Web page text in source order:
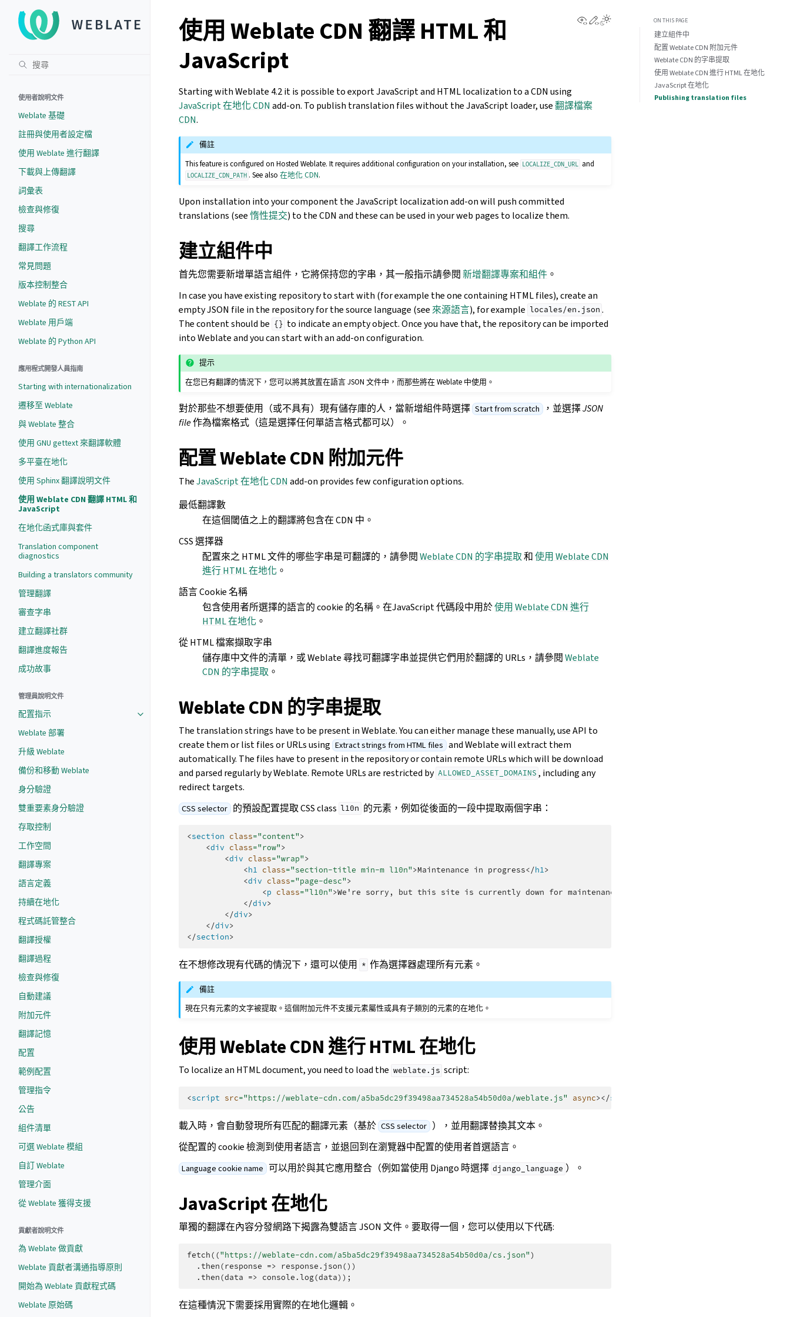
使用者說明文件
Weblate 基礎
註冊與使用者設定檔
使用 Weblate 進行翻譯
下載與上傳翻譯
詞彙表
檢查與修復
搜尋
翻譯工作流程
常見問題
版本控制整合
Weblate 的 REST API
Weblate 用戶端
Weblate 的 Python API
應用程式開發人員指南
Starting with internationalization
遷移至 Weblate
與 Weblate 整合
使用 GNU gettext 來翻譯軟體
多平臺在地化
使用 Sphinx 翻譯說明文件
使用 Weblate CDN 翻譯 HTML 和
JavaScript
在地化函式庫與套件
Translation component
diagnostics
Building a translators community
管理翻譯
審查字串
建立翻譯社群
翻譯進度報告
成功故事
管理員說明文件
配置指示
Weblate 部署
升級 Weblate
備份和移動 Weblate
身分驗證
雙重要素身分驗證
存取控制
工作空間
翻譯專案
語言定義
持續在地化
程式碼託管整合
翻譯授權
翻譯過程
檢查與修復
自動建議
附加元件
翻譯記憶
配置
範例配置
管理指令
公告
組件清單
可選 Weblate 模組
自訂 Weblate
管理介面
從 Weblate 獲得支援
貢獻者說明文件
為 Weblate 做貢獻
Weblate 貢獻者溝通指導原則
開始為 Weblate 貢獻程式碼
Weblate 原始碼
View this page
Edit this page
使用 Weblate CDN 翻譯 HTML 和
JavaScript
Starting with Weblate 4.2 it is possible to export JavaScript and HTML localization to a CDN using
JavaScript 在地化 CDN add-on. To publish translation files without the JavaScript loader, use翻譯檔案
CDN.
備註
This feature is configured on Hosted Weblate. It requires additional configuration on your installation, see LOCALIZE_CDN_URL and
LOCALIZE_CDN_PATH . See also在地化 CDN.
Upon installation into your component the JavaScript localization add-on will push committed
translations (see惰性提交) to the CDN and these can be used in your web pages to localize them.
建立組件中
首先您需要新增單語言組件，它將保持您的字串，其一般指示請參閱新增翻譯專案和組件 。
In case you have existing repository to start with (for example the one containing HTML files), create an
empty JSON file in the repository for the source language (see 來源語言), for example locales/en.json .
The content should be {} to indicate an empty object. Once you have that, the repository can be imported
into Weblate and you can start with an add-on configuration.
提示
在您已有翻譯的情況下，您可以將其放置在語言 JSON 文件中，而那些將在 Weblate 中使用。
對於那些不想要使用（或不具有）現有儲存庫的人，當新增組件時選擇 Start from scratch ，並選擇JSON
file作為檔案格式（這是選擇任何單語言格式都可以）。
配置 Weblate CDN 附加元件
TheJavaScript 在地化 CDN add-on provides few configuration options.
最低翻譯數
在這個閾值之上的翻譯將包含在 CDN 中。
CSS 選擇器
配置來之 HTML 文件的哪些字串是可翻譯的，請參閱Weblate CDN 的字串提取和使用 Weblate CDN
進行 HTML 在地化 。
語言 Cookie 名稱
包含使用者所選擇的語言的 cookie 的名稱。在JavaScript 代碼段中用於使用 Weblate CDN 進行
HTML 在地化 。
從 HTML 檔案擷取字串
儲存庫中文件的清單，或 Weblate 尋找可翻譯字串並提供它們用於翻譯的 URLs，請參閱Weblate
CDN 的字串提取 。
Weblate CDN 的字串提取
The translation strings have to be present in Weblate. You can either manage these manually, use API to
create them or list files or URLs using Extract strings from HTML files and Weblate will extract them
automatically. The files have to present in the repository or contain remote URLs which will be download
and parsed regularly by Weblate. Remote URLs are restricted by ALLOWED_ASSET_DOMAINS , including any
redirect targets.
CSS selector 的預設配置提取 CSS class l10n 的元素，例如從後面的一段中提取兩個字串：
<section class="content">
<div class="row">
<div class="wrap">
<h1 class="section-title min-m l10n">Maintenance in progress</h1>
<div class="page-desc">
<p class="l10n">We're sorry, but this site is currently down for maintenance.
</div>
</div>
</div>
</section>
在不想修改現有代碼的情況下，還可以使用 * 作為選擇器處理所有元素。
備註
現在只有元素的文字被提取。這個附加元件不支援元素屬性或具有子類別的元素的在地化。
使用 Weblate CDN 進行 HTML 在地化
To localize an HTML document, you need to load the weblate.js script:
<script src="https://weblate-cdn.com/a5ba5dc29f39498aa734528a54b50d0a/weblate.js" async></script
載入時，會自動發現所有匹配的翻譯元素（基於 CSS selector ），並用翻譯替換其文本。
從配置的 cookie 檢測到使用者語言，並退回到在瀏覽器中配置的使用者首選語言。
Language cookie name 可以用於與其它應用整合（例如當使用 Django 時選擇 django_language ）。
JavaScript 在地化
單獨的翻譯在內容分發網路下揭露為雙語言 JSON 文件。要取得一個，您可以使用以下代碼:
fetch(("https://weblate-cdn.com/a5ba5dc29f39498aa734528a54b50d0a/cs.json")
. then(response => response . json())
. then(data => console . log(data));
在這種情況下需要採用實際的在地化邏輯。
ON THIS PAGE
建立組件中
配置 Weblate CDN 附加元件
Weblate CDN 的字串提取
使用 Weblate CDN 進行 HTML 在地化
JavaScript 在地化
Publishing translation files